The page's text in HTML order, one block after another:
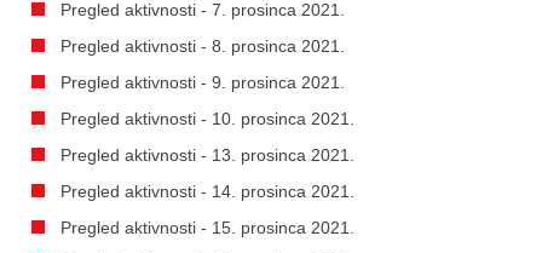
Pregled aktivnosti - 7. prosinca 2021.
Pregled aktivnosti - 8. prosinca 2021.
Pregled aktivnosti - 9. prosinca 2021.
Pregled aktivnosti - 10. prosinca 2021.
Pregled aktivnosti - 13. prosinca 2021.
Pregled aktivnosti - 14. prosinca 2021.
Pregled aktivnosti - 15. prosinca 2021.